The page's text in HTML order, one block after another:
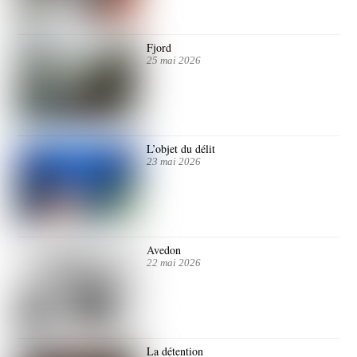
Fjord
25 mai 2026
L’objet du délit
23 mai 2026
Avedon
22 mai 2026
La détention